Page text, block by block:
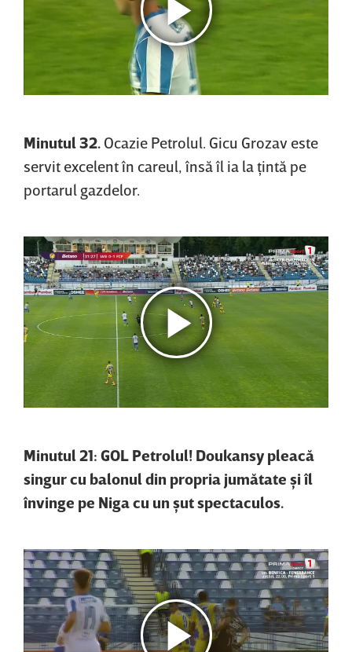
Minutul 32. Ocazie Petrolul. Gicu Grozav este
servit excelent în careul, însă îl ia la ţintă pe
portarul gazdelor.
Minutul 21: GOL Petrolul! Doukansy pleacă
singur cu balonul din propria jumătate şi îl
învinge pe Niga cu un şut spectaculos.